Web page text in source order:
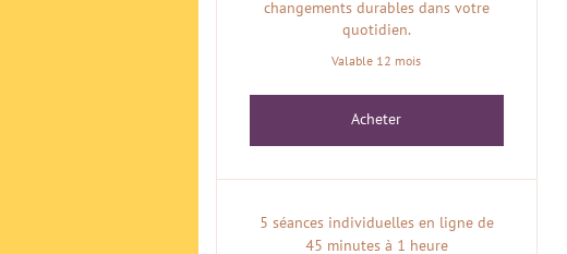
changements durables dans votre
quotidien.
Valable 12 mois
Acheter
5 séances individuelles en ligne de
45 minutes à 1 heure